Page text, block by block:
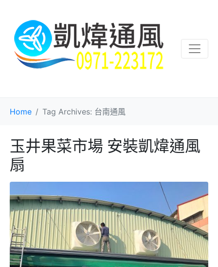
Home Tag Archives: 台南通風
玉井果菜市場 安裝凱煒通風
扇